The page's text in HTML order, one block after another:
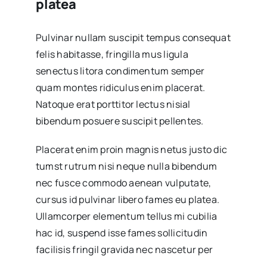
platea
Pulvinar nullam suscipit tempus consequat
felis habitasse, fringilla mus ligula
senectus litora condimentum semper
quam montes ridiculus enim placerat.
Natoque erat porttitor lectus nisial
bibendum posuere suscipit pellentes.
Placerat enim proin magnis netus justo dic
tumst rutrum nisi neque nulla bibendum
nec fusce commodo aenean vulputate,
cursus id pulvinar libero fames eu platea.
Ullamcorper elementum tellus mi cubilia
hac id, suspend isse fames sollicitudin
facilisis fringil gravida nec nascetur per